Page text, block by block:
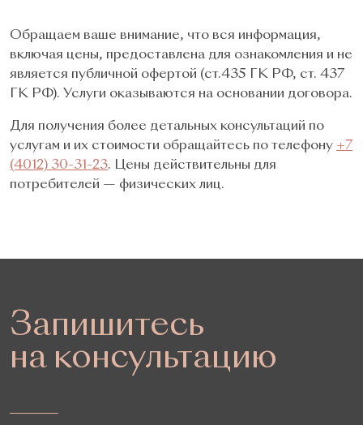
Обращаем ваше внимание, что вся информация,
включая цены, предоставлена для ознакомления и не
является публичной офертой (ст.435 ГК РФ, cт. 437
ГК РФ). Услуги оказываются на основании договора.
Для получения более детальных консультаций по
услугам и их стоимости обращайтесь по телефону +7
(4012) 30-31-23. Цены действительны для
потребителей — физических лиц.
Запишитесь
на консультацию